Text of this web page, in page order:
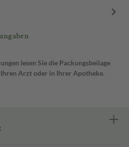
lesen Sie die Packungsbeilage
Arzt oder in Ihrer Apotheke.